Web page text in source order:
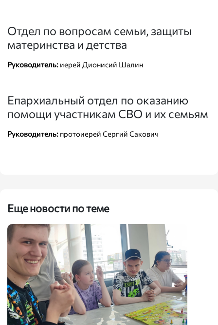
Отдел по вопросам семьи, защиты
материнства и детства
Руководитель: иерей Дионисий Шалин
Епархиальный отдел по оказанию
помощи участникам СВО и их семьям
Руководитель: протоиерей Сергий Сакович
Еще новости по теме